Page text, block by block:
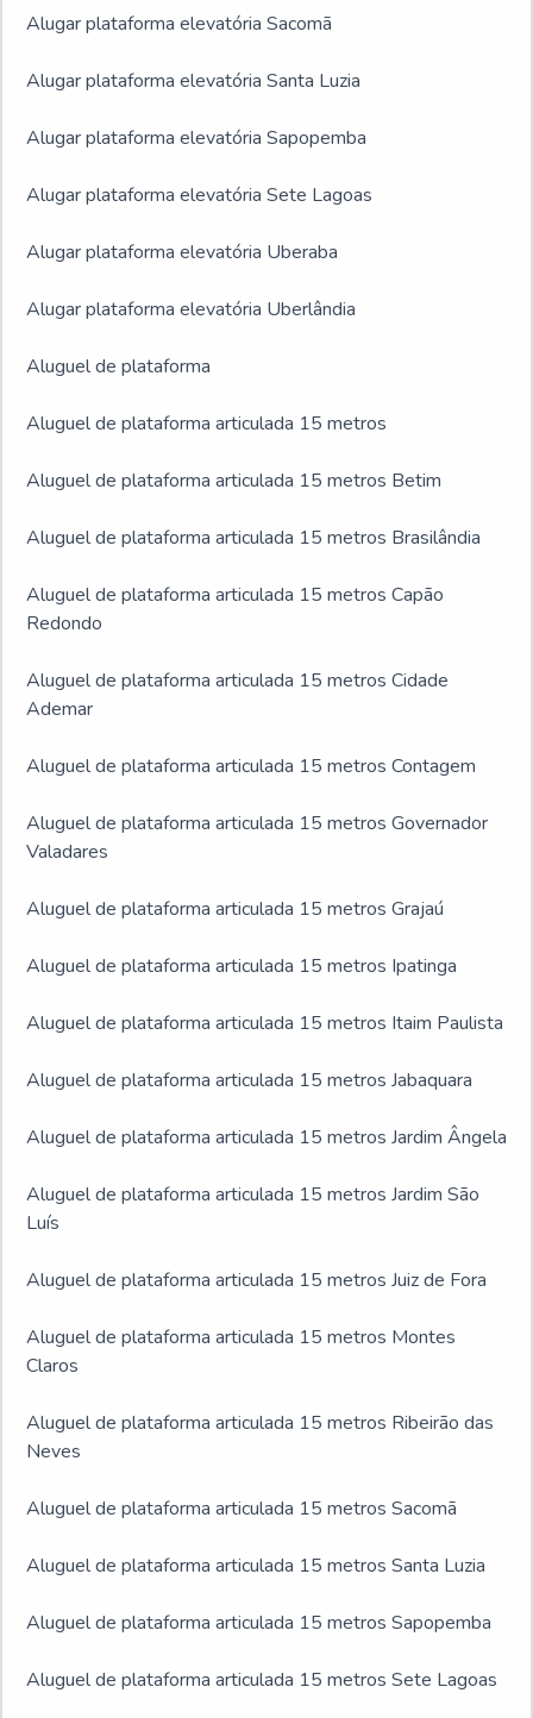
Alugar plataforma elevatória Sacomã
Alugar plataforma elevatória Santa Luzia
Alugar plataforma elevatória Sapopemba
Alugar plataforma elevatória Sete Lagoas
Alugar plataforma elevatória Uberaba
Alugar plataforma elevatória Uberlândia
Aluguel de plataforma
Aluguel de plataforma articulada 15 metros
Aluguel de plataforma articulada 15 metros Betim
Aluguel de plataforma articulada 15 metros Brasilândia
Aluguel de plataforma articulada 15 metros Capão
Redondo
Aluguel de plataforma articulada 15 metros Cidade
Ademar
Aluguel de plataforma articulada 15 metros Contagem
Aluguel de plataforma articulada 15 metros Governador
Valadares
Aluguel de plataforma articulada 15 metros Grajaú
Aluguel de plataforma articulada 15 metros Ipatinga
Aluguel de plataforma articulada 15 metros Itaim Paulista
Aluguel de plataforma articulada 15 metros Jabaquara
Aluguel de plataforma articulada 15 metros Jardim Ângela
Aluguel de plataforma articulada 15 metros Jardim São
Luís
Aluguel de plataforma articulada 15 metros Juiz de Fora
Aluguel de plataforma articulada 15 metros Montes
Claros
Aluguel de plataforma articulada 15 metros Ribeirão das
Neves
Aluguel de plataforma articulada 15 metros Sacomã
Aluguel de plataforma articulada 15 metros Santa Luzia
Aluguel de plataforma articulada 15 metros Sapopemba
Aluguel de plataforma articulada 15 metros Sete Lagoas